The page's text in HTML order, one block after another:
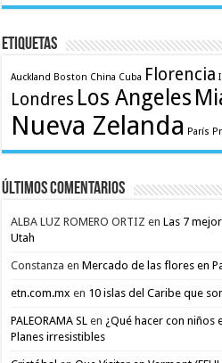
Etiquetas
Auckland Boston China Cuba Florencia
Londres Los Angeles
Nueva Zelanda París
Últimos comentarios
ALBA LUZ ROMERO ORTIZ enLas 7
Utah
Constanza enMercado de las flores en
etn.com.mx en 10 islas del Caribe que
PALEORAMA SL en ¿Qué hacer con niños
Planes irresistibles